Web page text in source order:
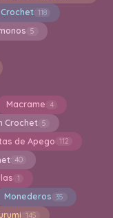
118
5
Macrame 4
Crochet 5
de Apego 112
40
1
Monederos 35
145